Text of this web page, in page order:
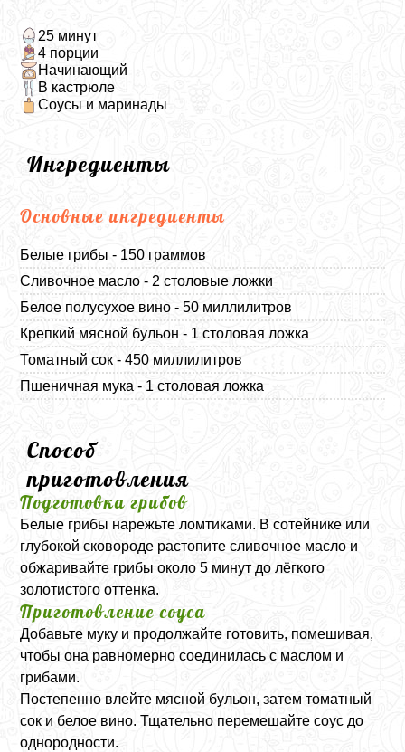
25 минут
4 порции
Начинающий
В кастрюле
Соусы и маринады
Ингредиенты
Основные ингредиенты
Белые грибы - 150 граммов
Сливочное масло - 2 столовые ложки
Белое полусухое вино - 50 миллилитров
Крепкий мясной бульон - 1 столовая ложка
Томатный сок - 450 миллилитров
Пшеничная мука - 1 столовая ложка
Способ
приготовления
Подготовка грибов
Белые грибы нарежьте ломтиками. В сотейнике или
глубокой сковороде растопите сливочное масло и
обжаривайте грибы около 5 минут до лёгкого
золотистого оттенка.
Приготовление соуса
Добавьте муку и продолжайте готовить, помешивая,
чтобы она равномерно соединилась с маслом и
грибами.
Постепенно влейте мясной бульон, затем томатный
сок и белое вино. Тщательно перемешайте соус до
однородности.